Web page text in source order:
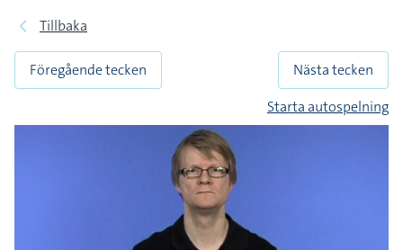
Tillbaka
Föregående tecken
Nästa tecken
Starta autospelning